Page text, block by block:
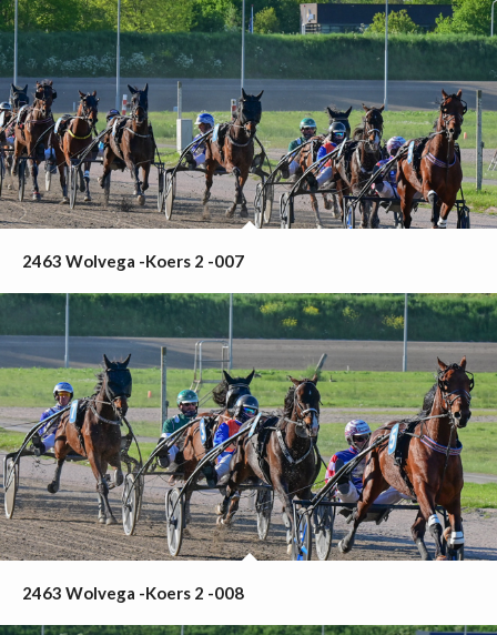
2463 Wolvega -Koers 2 -007
2463 Wolvega -Koers 2 -008